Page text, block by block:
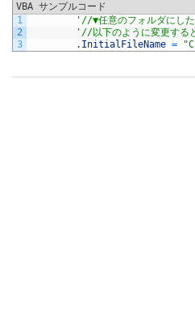
VBA サンプルコード
1
2
3
'//▼任意のフォルダにし
'//以下のように変更する
. InitialFileName =